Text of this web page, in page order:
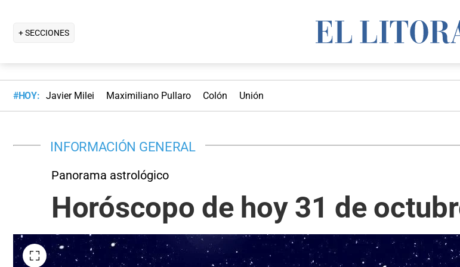
+ SECCIONES
#HOY: Javier Milei Maximiliano Pullaro Colón Unión
INFORMACIÓN GENERAL
Panorama astrológico
Horóscopo de hoy 31 de